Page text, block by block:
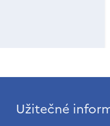
Užitečné